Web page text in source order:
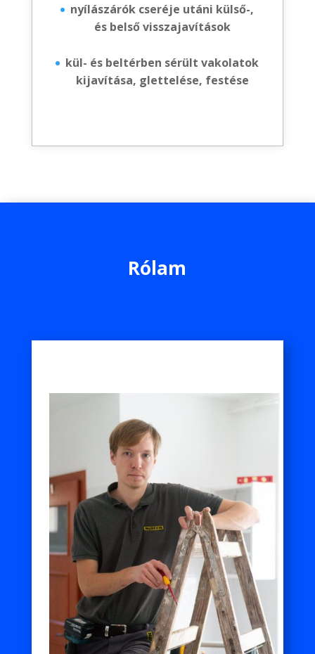
nyílászárók cseréje utáni külső-,
és belső visszajavítások
kül- és beltérben sérült vakolatok
kijavítása, glettelése, festése
Rólam